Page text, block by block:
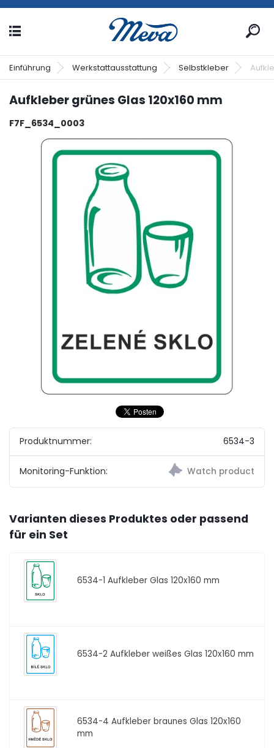
Einführung Werkstattausstattung Selbstkleber
Aufkleber grünes Glas 120x160 mm
F7F_6534_0003
Produktnummer: 6534-3
Monitoring-Funktion:
Varianten dieses Produktes oder passend
für ein Set
6534-1 Aufkleber Glas 120x160 mm
6534-2 Aufkleber weißes Glas 120x160 mm
6534-4 Aufkleber braunes Glas 120x160
mm